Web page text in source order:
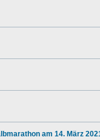
am 14. März